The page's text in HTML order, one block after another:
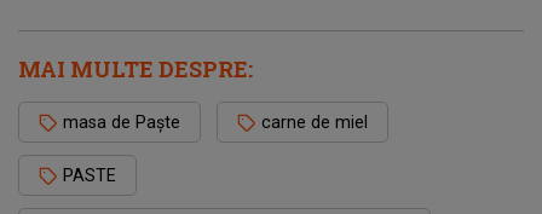
MAI MULTE DESPRE:
masa de Paște carne de miel
PASTE